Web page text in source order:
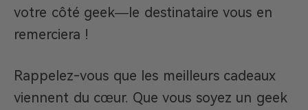
votre côté geek—le destinataire vous en
remerciera !
Rappelez-vous que les meilleurs cadeaux
viennent du cœur. Que vous soyez un geek